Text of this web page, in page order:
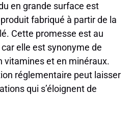
en grande surface est
fabriqué à partir de la
Cette promesse est au
elle est synonyme de
vitamines et en minéraux.
réglementaire peut laisser
qui s’éloignent de